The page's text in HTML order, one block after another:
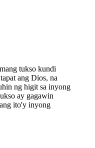
tukso kundi
ang Dios, na
ng higit sa inyong
ay gagawin
ito'y inyong